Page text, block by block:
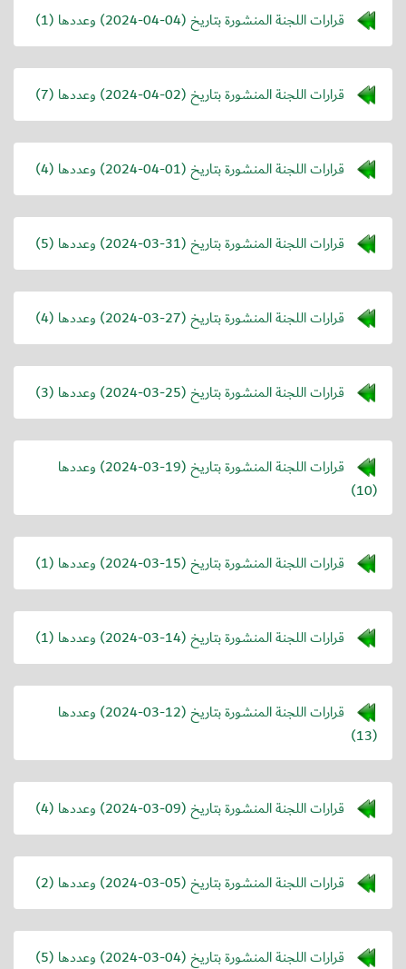
قرارات اللجنة المنشورة بتاريخ (2024-04-04) وعددها (1)
قرارات اللجنة المنشورة بتاريخ (2024-04-02) وعددها (7)
قرارات اللجنة المنشورة بتاريخ (2024-04-01) وعددها (4)
قرارات اللجنة المنشورة بتاريخ (2024-03-31) وعددها (5)
قرارات اللجنة المنشورة بتاريخ (2024-03-27) وعددها (4)
قرارات اللجنة المنشورة بتاريخ (2024-03-25) وعددها (3)
قرارات اللجنة المنشورة بتاريخ (2024-03-19) وعددها
(10)
قرارات اللجنة المنشورة بتاريخ (2024-03-15) وعددها (1)
قرارات اللجنة المنشورة بتاريخ (2024-03-14) وعددها (1)
قرارات اللجنة المنشورة بتاريخ (2024-03-12) وعددها
(13)
قرارات اللجنة المنشورة بتاريخ (2024-03-09) وعددها (4)
قرارات اللجنة المنشورة بتاريخ (2024-03-05) وعددها (2)
قرارات اللجنة المنشورة بتاريخ (2024-03-04) وعددها (5)